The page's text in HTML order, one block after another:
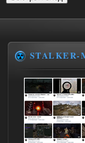
STALKER-